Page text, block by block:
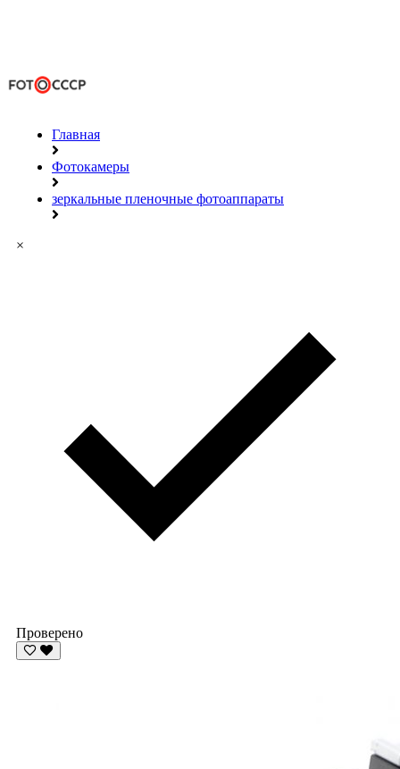
Главная
Фотокамеры
зеркальные пленочные фотоаппараты
×
Проверено